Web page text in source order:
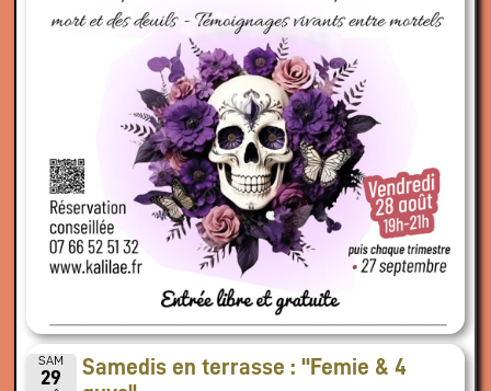
SAM
29
Samedis en terrasse : "Femie & 4